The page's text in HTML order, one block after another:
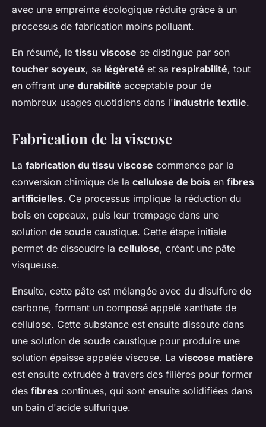
avec une empreinte écologique réduite grâce à un
processus de fabrication moins polluant.
En résumé, le tissu viscose se distingue par son
toucher soyeux, sa légèreté et sa respirabilité, tout
en offrant une durabilité acceptable pour de
nombreux usages quotidiens dans l'industrie textile.
Fabrication de la viscose
La fabrication du tissu viscose commence par la
conversion chimique de la cellulose de bois en fibres
artificielles. Ce processus implique la réduction du
bois en copeaux, puis leur trempage dans une
solution de soude caustique. Cette étape initiale
permet de dissoudre la cellulose, créant une pâte
visqueuse.
Ensuite, cette pâte est mélangée avec du disulfure de
carbone, formant un composé appelé xanthate de
cellulose. Cette substance est ensuite dissoute dans
une solution de soude caustique pour produire une
solution épaisse appelée viscose. La viscose matière
est ensuite extrudée à travers des filières pour former
des fibres continues, qui sont ensuite solidifiées dans
un bain d'acide sulfurique.